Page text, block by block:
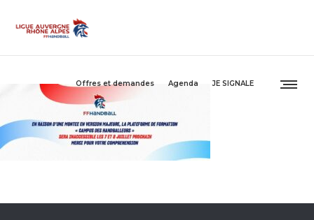
Offres et demandes Agenda JE SIGNALE